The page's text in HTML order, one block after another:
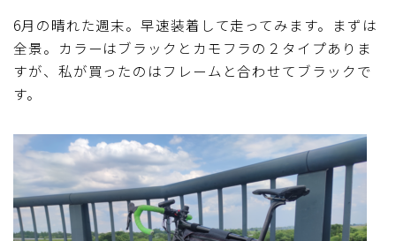
6月の晴れた週末。早速装着して走ってみます。まずは
全景。カラーはブラックとカモフラの２タイプありま
すが、私が買ったのはフレームと合わせてブラックで
す。